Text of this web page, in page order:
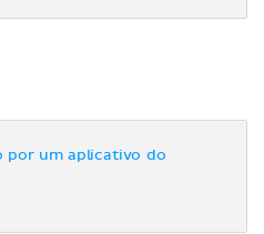
por um aplicativo do